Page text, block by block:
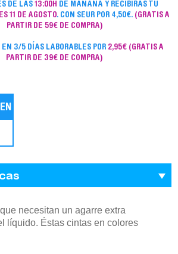
DE LAS13:00H DE MAÑANA Y RECIBIRÁS TU
11 DE AGOSTO. CON SEUR POR 4,50€. (GRATIS A
PARTIR DE 59€ DE COMPRA)
EN 3/5 DÍAS LABORABLES POR 2,95€ (GRATIS A
PARTIR DE 39€ DE COMPRA)
necesitan un agarre extra
líquido. Éstas cintas en colores